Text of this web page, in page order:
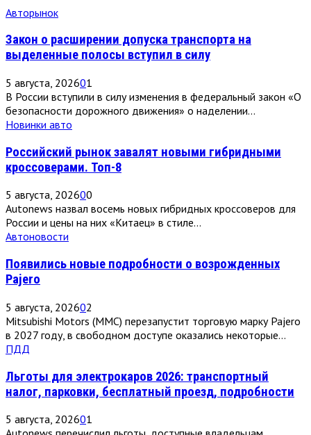
Авторынок
Закон о расширении допуска транспорта на
выделенные полосы вступил в силу
5 августа, 202601
В России вступили в силу изменения в федеральный закон «О
безопасности дорожного движения» о наделении...
Новинки авто
Российский рынок завалят новыми гибридными
кроссоверами. Топ-8
5 августа, 202600
Autonews назвал восемь новых гибридных кроссоверов для
России и цены на них «Китаец» в стиле...
Автоновости
Появились новые подробности о возрожденных
Pajero
5 августа, 202602
Mitsubishi Motors (MMC) перезапустит торговую марку Pajero
в 2027 году, в свободном доступе оказались некоторые...
ПДД
Льготы для электрокаров 2026: транспортный
налог, парковки, бесплатный проезд, подробности
5 августа, 202601